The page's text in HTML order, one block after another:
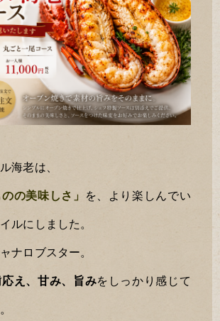
海老は、
の美味しさ」 を、より楽しんでい
ルにしました。
ナロブスター。
え、甘み、旨みをしっかり感じて